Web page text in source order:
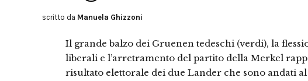
scritto da Manuela Ghizzoni
Il grande balzo dei Gruenen tedeschi (verdi), la
liberali e l’arretramento del partito della Merkel
risultato elettorale dei due Lander che sono andati